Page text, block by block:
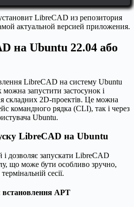
LibreCAD из репозитория
актуальной версией приложения.
на Ubuntu 22.04 або
LibreCAD на систему Ubuntu
запустити застосунок і
складних 2D-проектів. Це можна
командного рядка (CLI), так і через
Ubuntu.
LibreCAD на Ubuntu
дозволяє запускати LibreCAD
що може бути особливо зручно,
сесії.
встановлення APT